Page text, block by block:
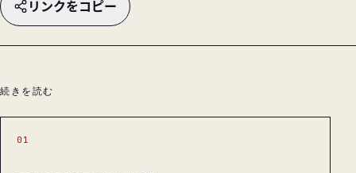
リンクをコピー
続きを読む
01